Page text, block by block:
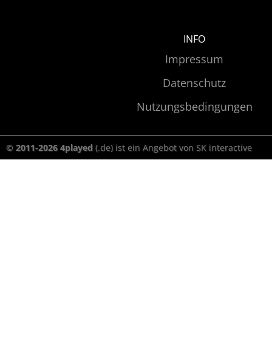
INFO
Impressum
Datenschutz
Nutzungsbedingungen
© 2011-2026 4played (.de) ist ein Angebot von SK interactive